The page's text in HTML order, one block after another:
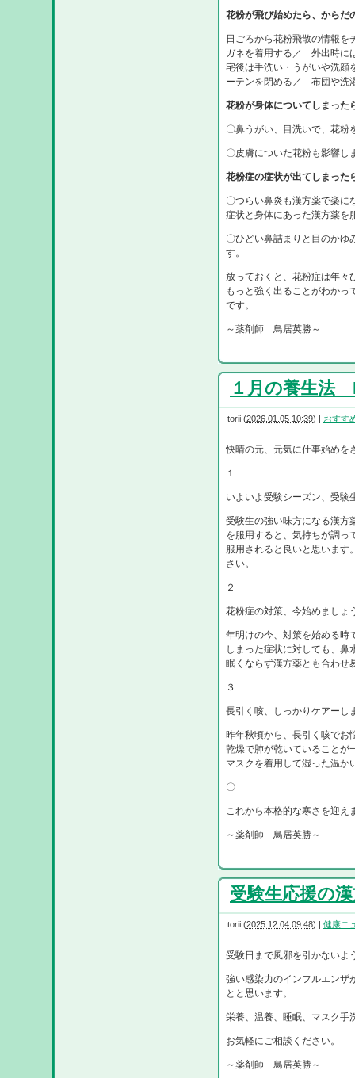
花粉が飛び始めたら、からだ
日ごろから花粉飛散の情報
ガネを着用する／ 外出時に
宅後は手洗い・うがいや洗
ーテンを閉める／ 布団や洗
花粉が身体についてしまった
〇鼻うがい、目洗いで、花粉
〇皮膚についた花粉も影響し
花粉症の症状が出てしまった
〇つらい鼻炎も漢方薬で楽に
症状と身体にあった漢方薬を
〇ひどい鼻詰まりと目のかゆ
す。
放っておくと、花粉症は年々
もっと強く出ることがわか
です。
～薬剤師 鳥居英勝～
１月の養生法
torii (2026.01.05 10:39) | おすす
快晴の元、元気に仕事始めを
１
いよいよ受験シーズン、受験
受験生の強い味方になる漢方
を服用すると、気持ちが調っ
服用されると良いと思います
さい。
２
花粉症の対策、今始めましょ
年明けの今、対策を始める時
しまった症状に対しても、
眠くならず漢方薬とも合わせ
３
長引く咳、しっかりケアーし
昨年秋頃から、長引く咳でお
乾燥で肺が乾いていることが
マスクを着用して湿った温か
〇
これから本格的な寒さを迎え
～薬剤師 鳥居英勝～
受験生応援の
torii (2025.12.04 09:48) | 健康ニ
受験日まで風邪を引かないよ
強い感染力のインフルエンザ
とと思います。
栄養、温養、睡眠、マスク手
お気軽にご相談ください。
～薬剤師 鳥居英勝～